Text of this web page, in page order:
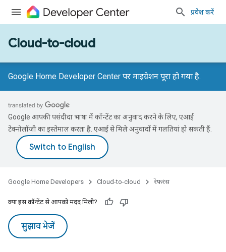
प्रवेश करें
Cloud-to-cloud
Google Home Developer Center पर माइग्रेशन पूरा हो गया है.
Google आपकी पसंदीदा भाषा में कॉन्टेंट का अनुवाद करने के लिए, एआई
टेक्नोलॉजी का इस्तेमाल करता है. एआई से मिले अनुवादों में गलतियां हो सकती हैं.
Google Home Developers Cloud-to-cloud रेफ़रंस
क्या इस कॉन्टेंट से आपको मदद मिली?
सुझाव भेजें